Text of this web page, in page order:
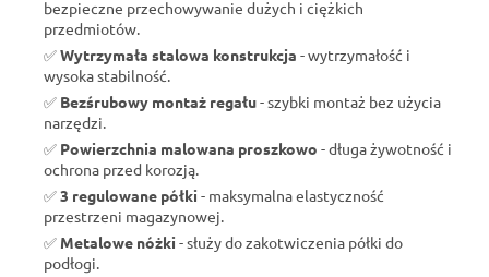
bezpieczne przechowywanie dużych i ciężkich
przedmiotów.
✅Wytrzymała stalowa konstrukcja - wytrzymałość i
wysoka stabilność.
✅ Bezśrubowy montaż regału- szybki montaż bez użycia
narzędzi.
✅ Powierzchnia malowana proszkowo - długa żywotność i
ochrona przed korozją.
✅3 regulowane półki - maksymalna elastyczność
przestrzeni magazynowej.
✅ Metalowe nóżki - służy do zakotwiczenia półki do
podłogi.